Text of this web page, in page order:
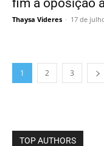
fim à oposição
Thaysa Videres - 17 de
1 2 3
TOP AUTHORS